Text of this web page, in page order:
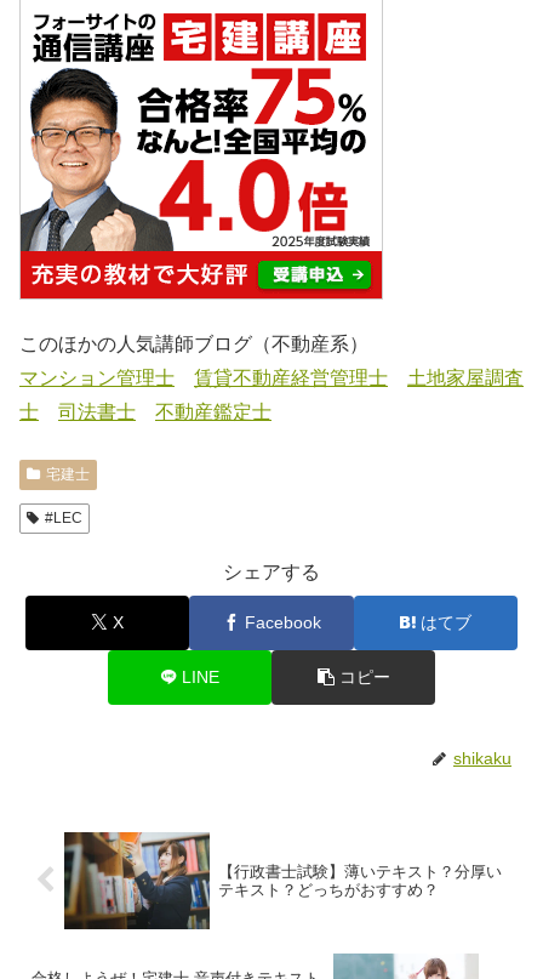
このほかの人気講師ブログ（不動産系）
マンション管理士
賃貸不動産経営管理士
土地家屋調査
士
司法書士 不動産鑑定士
宅建士
#LEC
シェアする
X Facebook はてブ
LINE コピー
shikaku
【行政書士試験】薄いテキスト？分厚い
テキスト？どっちがおすすめ？